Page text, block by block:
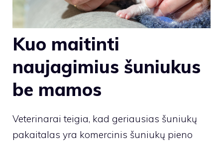
Kuo maitinti
naujagimius šuniukus
be mamos
Veterinarai teigia, kad geriausias šuniukų
pakaitalas yra komercinis šuniukų pieno